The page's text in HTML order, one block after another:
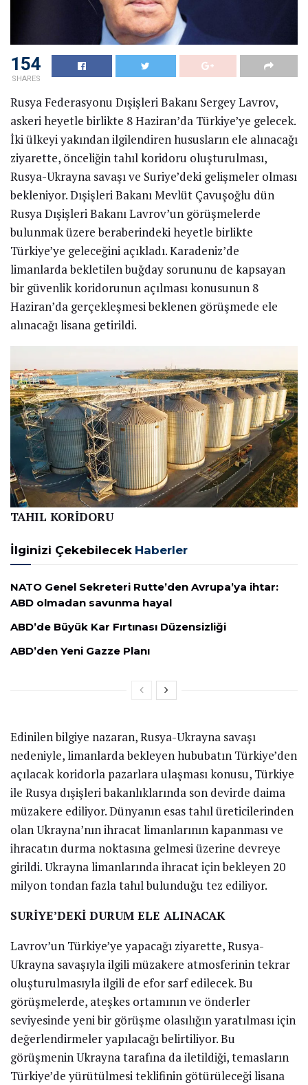
154
SHARES
Rusya Federasyonu Dışişleri Bakanı Sergey Lavrov,
askeri heyetle birlikte 8 Haziran’da Türkiye’ye gelecek.
İki ülkeyi yakından ilgilendiren hususların ele alınacağı
ziyarette, önceliğin tahıl koridoru oluşturulması,
Rusya-Ukrayna savaşı ve Suriye’deki gelişmeler olması
bekleniyor. Dışişleri Bakanı Mevlüt Çavuşoğlu dün
Rusya Dışişleri Bakanı Lavrov’un görüşmelerde
bulunmak üzere beraberindeki heyetle birlikte
Türkiye’ye geleceğini açıkladı. Karadeniz’de
limanlarda bekletilen buğday sorununu de kapsayan
bir güvenlik koridorunun açılması konusunun 8
Haziran’da gerçekleşmesi beklenen görüşmede ele
alınacağı lisana getirildi.
TAHIL KORİDORU
İlginizi Çekebilecek Haberler
NATO Genel Sekreteri Rutte’den Avrupa’ya ihtar:
ABD olmadan savunma hayal
ABD’de Büyük Kar Fırtınası Düzensizliği
ABD’den Yeni Gazze Planı
Edinilen bilgiye nazaran, Rusya-Ukrayna savaşı
nedeniyle, limanlarda bekleyen hububatın Türkiye’den
açılacak koridorla pazarlara ulaşması konusu, Türkiye
ile Rusya dışişleri bakanlıklarında son devirde daima
müzakere ediliyor. Dünyanın esas tahıl üreticilerinden
olan Ukrayna’nın ihracat limanlarının kapanması ve
ihracatın durma noktasına gelmesi üzerine devreye
girildi. Ukrayna limanlarında ihracat için bekleyen 20
milyon tondan fazla tahıl bulunduğu tez ediliyor.
SURİYE’DEKİ DURUM ELE ALINACAK
Lavrov’un Türkiye’ye yapacağı ziyarette, Rusya-
Ukrayna savaşıyla ilgili müzakere atmosferinin tekrar
oluşturulmasıyla ilgili de efor sarf edilecek. Bu
görüşmelerde, ateşkes ortamının ve önderler
seviyesinde yeni bir görüşme olasılığın yaratılması için
değerlendirmeler yapılacağı belirtiliyor. Bu
görüşmenin Ukrayna tarafına da iletildiği, temasların
Türkiye’de yürütülmesi teklifinin götürüleceği lisana